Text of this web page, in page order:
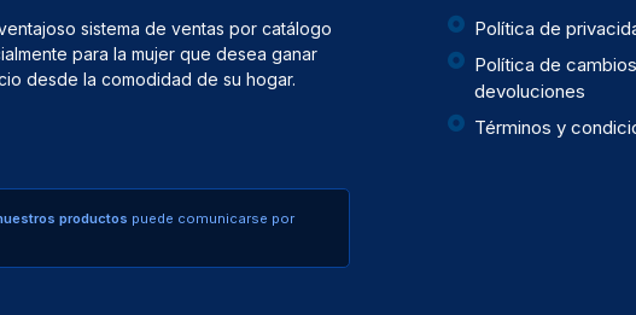
sistema de ventas por catálogo
para la mujer que desea ganar
desde la comodidad de su hogar.
productos puede comunicarse por
Política de
Política de
devoluciones
Términos y